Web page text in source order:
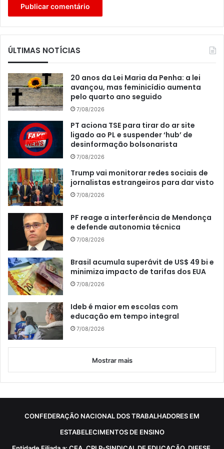
ÚLTIMAS NOTÍCIAS
20 anos da Lei Maria da Penha: a lei
avançou, mas feminicídio aumenta
pelo quarto ano seguido
7/08/2026
PT aciona TSE para tirar do ar site
ligado ao PL e suspender ‘hub’ de
desinformação bolsonarista
7/08/2026
Trump vai monitorar redes sociais de
jornalistas estrangeiros para dar visto
7/08/2026
PF reage a interferência de Mendonça
e defende autonomia técnica
7/08/2026
Brasil acumula superávit de US$ 49 bi e
minimiza impacto de tarifas dos EUA
7/08/2026
Ideb é maior em escolas com
educação em tempo integral
7/08/2026
Mostrar mais
CONFEDERAÇÃO NACIONAL DOS TRABALHADORES EM
ESTABELECIMENTOS DE ENSINO